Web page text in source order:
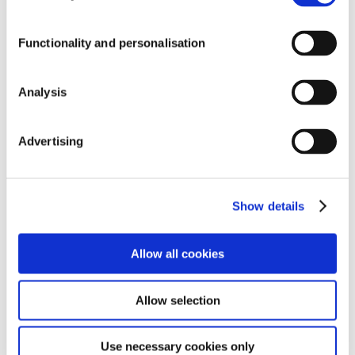
Functionality and personalisation
Analysis
Advertising
Show details
Allow all cookies
Allow selection
Use necessary cookies only
Salle de presse Abg+
Salle de presse Plasys300
INGREDIENTS
OLIVACTIVE®
AFFRONEYE®
KWD+®
XORIALYC®